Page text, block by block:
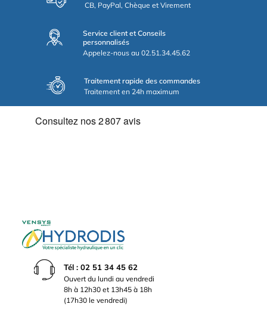
CB, PayPal, Chèque et Virement
Service client et Conseils
personnalisés
Appelez-nous au 02.51.34.45.62
Traitement rapide des commandes
Traitement en 24h maximum
Tél : 02 51 34 45 62
Ouvert du lundi au vendredi
8h à 12h30 et 13h45 à 18h
(17h30 le vendredi)